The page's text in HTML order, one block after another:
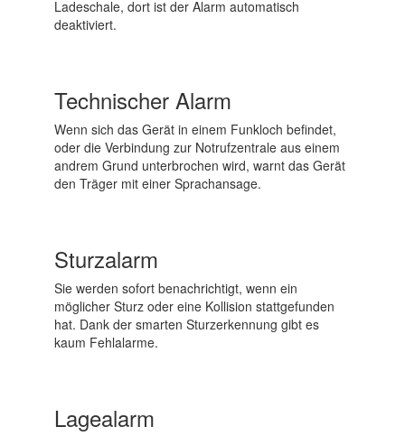
Ladeschale, dort ist der Alarm automatisch
deaktiviert.
Technischer Alarm
Wenn sich das Gerät in einem Funkloch befindet,
oder die Verbindung zur Notrufzentrale aus einem
andrem Grund unterbrochen wird, warnt das Gerät
den Träger mit einer Sprachansage.
Sturzalarm
Sie werden sofort benachrichtigt, wenn ein
möglicher Sturz oder eine Kollision stattgefunden
hat. Dank der smarten Sturzerkennung gibt es
kaum Fehlalarme.
Lagealarm